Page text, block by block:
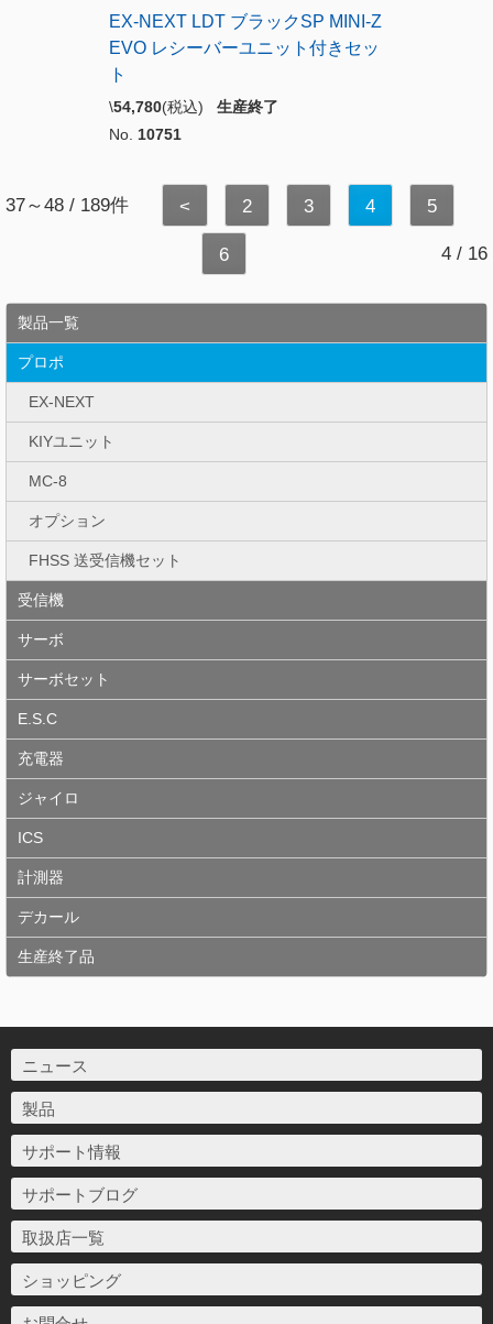
EX-NEXT LDT ブラックSP MINI-Z
EVO レシーバーユニット付きセッ
ト
\54,780(税込) 生産終了
No. 10751
37～48 / 189件 < 2 3 4 5
6 4 / 16
製品一覧
プロポ
EX-NEXT
KIYユニット
MC-8
オプション
FHSS 送受信機セット
受信機
サーボ
サーボセット
E.S.C
充電器
ジャイロ
ICS
計測器
デカール
生産終了品
ニュース
製品
サポート情報
サポートブログ
取扱店一覧
ショッピング